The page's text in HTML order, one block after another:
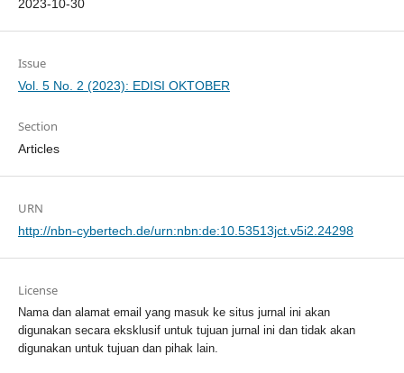
2023-10-30
Issue
Vol. 5 No. 2 (2023): EDISI OKTOBER
Section
Articles
URN
http://nbn-cybertech.de/urn:nbn:de:10.53513jct.v5i2.24298
License
Nama dan alamat email yang masuk ke situs jurnal ini akan
digunakan secara eksklusif untuk tujuan jurnal ini dan tidak akan
digunakan untuk tujuan dan pihak lain.